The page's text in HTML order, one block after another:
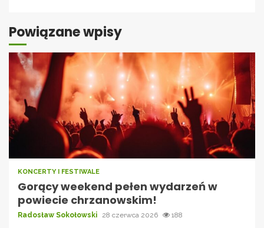
Powiązane wpisy
KONCERTY I FESTIWALE
Gorący weekend pełen wydarzeń w
powiecie chrzanowskim!
Radosław Sokołowski 28 czerwca 2026 188